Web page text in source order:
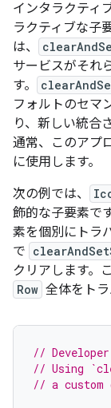
インタラクティ
ラクティブな子
は、
サービスがそれ
す。
フォルトのセマ
り、新しい統合
通常、このアプ
に使用します。
次の例では、
飾的な子要素で
素を個別にトラ
で
クリアします。
Row 全体をト
//
// Using
// a